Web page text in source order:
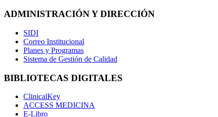
ADMINISTRACIÓN Y DIRECCIÓN
SIDI
Correo Institucional
Planes y Programas
Sistema de Gestión de Calidad
BIBLIOTECAS DIGITALES
ClinicalKey
ACCESS MEDICINA
E-Libro